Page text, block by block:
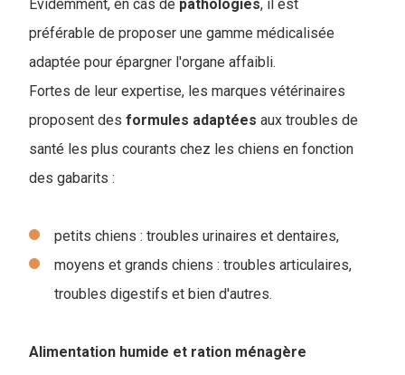
Évidemment, en cas de pathologies, il est
préférable de proposer une gamme médicalisée
adaptée pour épargner l'organe affaibli.
Fortes de leur expertise, les marques vétérinaires
proposent des formules adaptées aux troubles de
santé les plus courants chez les chiens en fonction
des gabarits :
petits chiens : troubles urinaires et dentaires,
moyens et grands chiens : troubles articulaires,
troubles digestifs et bien d'autres.
Alimentation humide et ration ménagère